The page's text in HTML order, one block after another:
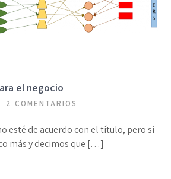
el negocio
2 COMENTARIOS
esté de acuerdo con el título, pero si
más y decimos que […]